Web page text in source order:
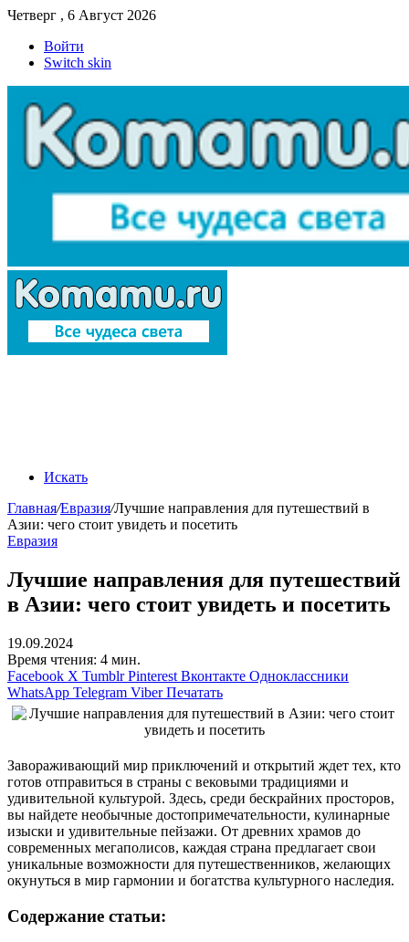
Четверг , 6 Август 2026
Войти
Switch skin
Искать
Главная/Евразия/Лучшие направления для путешествий в
Азии: чего стоит увидеть и посетить
Евразия
Лучшие направления для путешествий
в Азии: чего стоит увидеть и посетить
19.09.2024
Время чтения: 4 мин.
Facebook X Tumblr Pinterest Вконтакте Одноклассники
WhatsApp Telegram Viber Печатать
Завораживающий мир приключений и открытий ждет тех, кто
готов отправиться в страны с вековыми традициями и
удивительной культурой. Здесь, среди бескрайних просторов,
вы найдете необычные достопримечательности, кулинарные
изыски и удивительные пейзажи. От древних храмов до
современных мегаполисов, каждая страна предлагает свои
уникальные возможности для путешественников, желающих
окунуться в мир гармонии и богатства культурного наследия.
Содержание статьи: